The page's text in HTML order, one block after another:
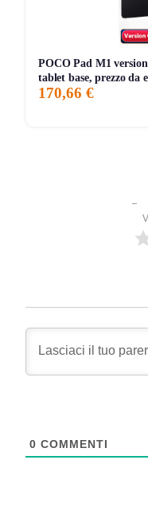
POCO Pad M1
tablet base, prezzo da
170,66 €
0 COMMENTI